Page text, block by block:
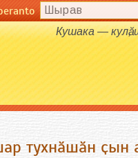
Кушака — кулӑ,
тухнӑшӑн ҫын